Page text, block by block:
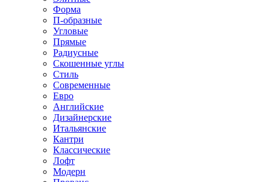
Форма
П-образные
Угловые
Прямые
Радиусные
Скошенные углы
Стиль
Современные
Евро
Английские
Дизайнерские
Итальянские
Кантри
Классические
Лофт
Модерн